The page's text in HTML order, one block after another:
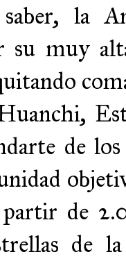
la
su muy
de
partir de
de